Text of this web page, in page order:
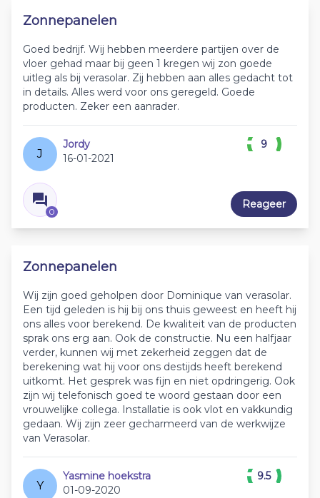
Zonnepanelen
Goed bedrijf. Wij hebben meerdere partijen over de
vloer gehad maar bij geen 1 kregen wij zon goede
uitleg als bij verasolar. Zij hebben aan alles gedacht tot
in details. Alles werd voor ons geregeld. Goede
producten. Zeker een aanrader.
J
Jordy
16-01-2021
0
9
Reageer
Zonnepanelen
Wij zijn goed geholpen door Dominique van verasolar.
Een tijd geleden is hij bij ons thuis geweest en heeft hij
ons alles voor berekend. De kwaliteit van de producten
sprak ons erg aan. Ook de constructie. Nu een halfjaar
verder, kunnen wij met zekerheid zeggen dat de
berekening wat hij voor ons destijds heeft berekend
uitkomt. Het gesprek was fijn en niet opdringerig. Ook
zijn wij telefonisch goed te woord gestaan door een
vrouwelijke collega. Installatie is ook vlot en vakkundig
gedaan. Wij zijn zeer gecharmeerd van de werkwijze
van Verasolar.
Y
Yasmine hoekstra
01-09-2020
9.5